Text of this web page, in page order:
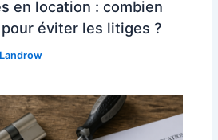
en location : combien
éviter les litiges ?